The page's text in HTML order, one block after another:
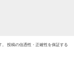
投稿の信憑性・正確性を保証する